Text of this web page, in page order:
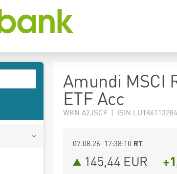
Amundi MSCI
ETF Acc
WKN A2JSC9 | ISIN
07.08.26 17:38:10 RT
145,44 EUR